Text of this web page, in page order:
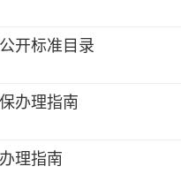
开标准目录
办理指南
理指南